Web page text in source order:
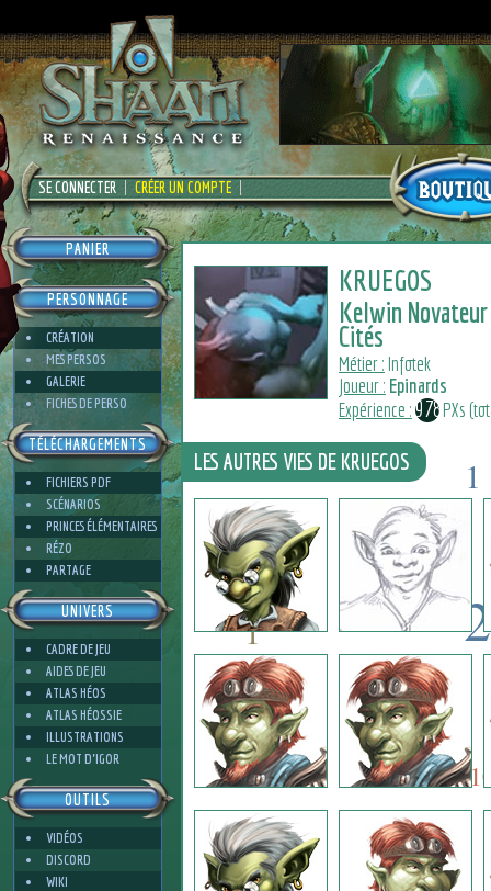
SE CONNECTER CRÉER UN COMPTE
PANIER
PERSONNAGE
CRÉATION
MES PERSOS
GALERIE
FICHES DE PERSO
TÉLÉCHARGEMENTS
FICHIERS PDF
SCÉNARIOS
PRINCES ÉLÉMENTAIRES
RÉZO
PARTAGE
UNIVERS
CADRE DE JEU
AIDES DE JEU
ATLAS HÉOS
ATLAS HÉOSSIE
ILLUSTRATIONS
LE MOT D'IGOR
OUTILS
VIDÉOS
DISCORD
WIKI
KRUEGOS
Kelwin
Cités
Métier : Infotek
Joueur : Epinards
Expérience :9780PXs
-2
12
-2
12
11
5
1
1
1
LES AUTRES VIES DE KRUEGOS